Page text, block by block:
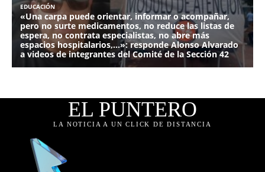
EL PUNTERO
LA NOTICIA A UN CLICK DE DISTANCIA